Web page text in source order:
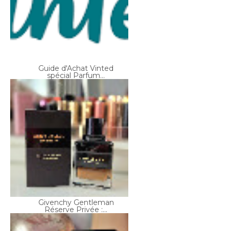
Guide d'Achat Vinted
spécial Parfum...
Givenchy Gentleman
Réserve Privée :...